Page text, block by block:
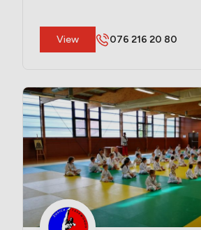
​View 076 216 20 80